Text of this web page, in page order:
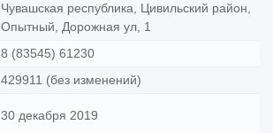
Чувашская республика, Цивильский район,
Опытный, Дорожная ул, 1
8 (83545) 61230
429911 (без изменений)
30 декабря 2019